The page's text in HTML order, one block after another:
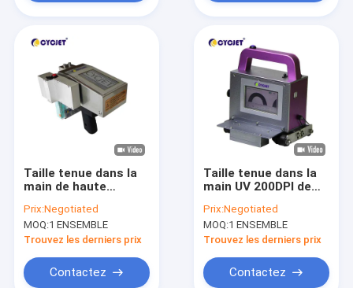
Taille tenue dans la
main de haute
l'imprimante CYCJET
36mm de codeur de
jet d'encre
Prix:Negotiated
MOQ:1 ENSEMBLE
Trouvez les derniers prix
Contactez
Taille tenue dans la
main UV 200DPI de
l'imprimante à jet
d'encre de CYCJET
2-71mm
Prix:Negotiated
MOQ:1 ENSEMBLE
Trouvez les derniers prix
Contactez